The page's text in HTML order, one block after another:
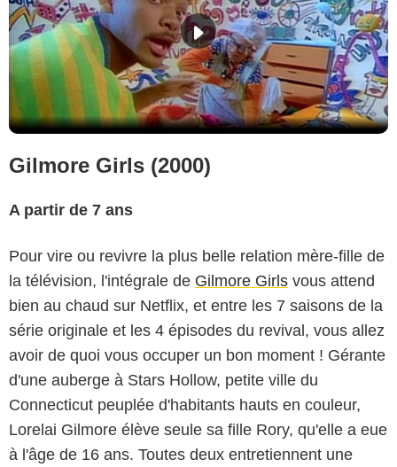
Gilmore Girls (2000)
A partir de 7 ans
Pour vire ou revivre la plus belle relation mère-fille de
la télévision, l'intégrale de Gilmore Girls vous attend
bien au chaud sur Netflix, et entre les 7 saisons de la
série originale et les 4 épisodes du revival, vous allez
avoir de quoi vous occuper un bon moment ! Gérante
d'une auberge à Stars Hollow, petite ville du
Connecticut peuplée d'habitants hauts en couleur,
Lorelai Gilmore élève seule sa fille Rory, qu'elle a eue
à l'âge de 16 ans. Toutes deux entretiennent une